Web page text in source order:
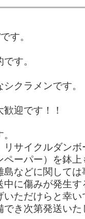
す。
す。
クラメンです。
迎です！！
サイクルダンボ
ーパー）を鉢上
などに関して
に傷みが発生す
ただけらと幸い
き次第発送いた